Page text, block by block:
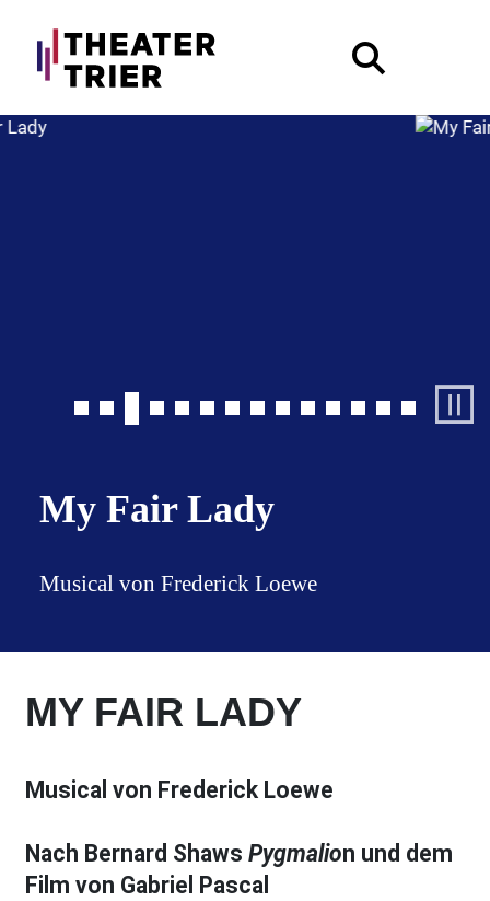
My Fair Lady
Musical von Frederick Loewe
MY FAIR LADY
Musical von Frederick Loewe
Nach Bernard ShawsPygmalion und dem
Film von Gabriel Pascal